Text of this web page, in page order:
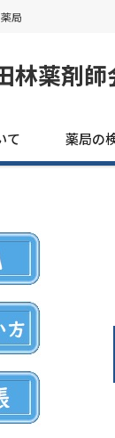
局
林薬剤師
て 薬局の